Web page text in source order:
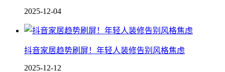
2025-12-04
抖音家居趋势刷屏！年轻人装修告别风格焦虑
2025-12-12